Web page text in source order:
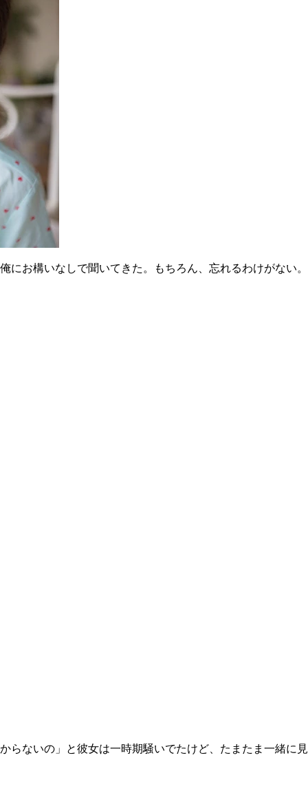
お構いなしで聞いてきた。もちろん、忘れるわけがない。
らないの」と彼女は一時期騒いでたけど、たまたま一緒に見